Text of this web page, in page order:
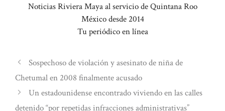
Noticias Riviera Maya al servicio de Quintana Roo
México desde 2014
Tu periódico en línea
Sospechoso de violación y asesinato de niña de
Chetumal en 2008 finalmente acusado
Un estadounidense encontrado viviendo en las calles
detenido “por repetidas infracciones administrativas”